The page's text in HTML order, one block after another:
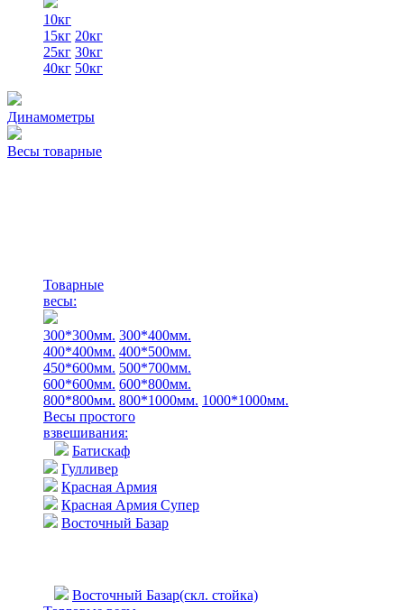
10кг
15кг 20кг
25кг 30кг
40кг 50кг
Динамометры
Весы товарные
Товарные
весы:
300*300мм. 300*400мм.
400*400мм. 400*500мм.
450*600мм. 500*700мм.
600*600мм. 600*800мм.
800*800мм. 800*1000мм. 1000*1000мм.
Весы простого
взвешивания:
Батискаф
Гулливер
Красная Армия
Красная Армия Супер
Восточный Базар
Восточный Базар(скл. стойка)